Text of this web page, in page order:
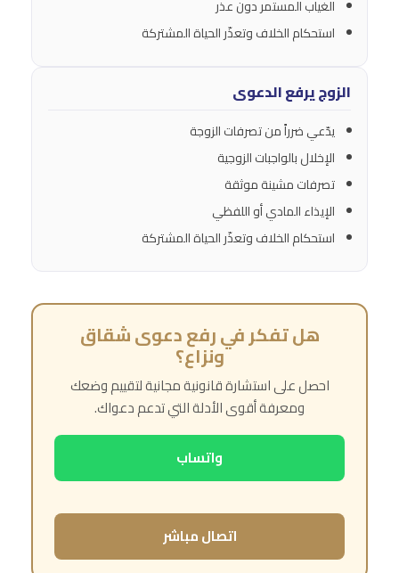
الغياب المستمر دون عذر
استحكام الخلاف وتعذّر الحياة المشتركة
الزوج يرفع الدعوى
يدّعي ضرراً من تصرفات الزوجة
الإخلال بالواجبات الزوجية
تصرفات مشينة موثقة
الإيذاء المادي أو اللفظي
استحكام الخلاف وتعذّر الحياة المشتركة
هل تفكر في رفع دعوى شقاق
ونزاع؟
احصل على استشارة قانونية مجانية لتقييم وضعك
ومعرفة أقوى الأدلة التي تدعم دعواك.
واتساب
اتصال مباشر